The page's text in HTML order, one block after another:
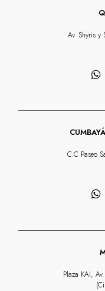
Av. Shyris
C.C Paseo
Plaza KAI,